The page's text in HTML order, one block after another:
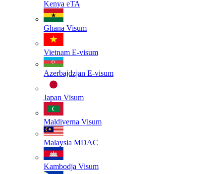
Kenya eTA
Ghana Visum
Vietnam E-visum
Azerbajdzjan E-visum
Japan Visum
Maldiverna Visum
Malaysia MDAC
Kambodja Visum